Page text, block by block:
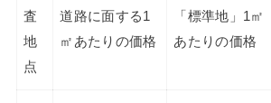
査
地
点
道路に面する1
㎡あたりの価格
「標準地」1㎡
あたりの価格